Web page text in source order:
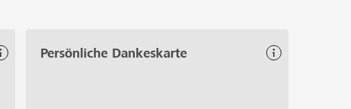
Persönliche Dankeskarte